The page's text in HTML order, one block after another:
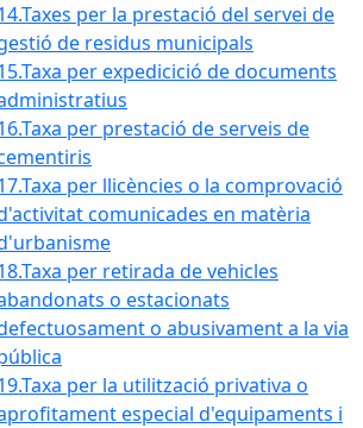
per la prestació del servei de
de residus municipals
per expedicició de documents
per prestació de serveis de
per llicències o la comprovació
comunicades en matèria
per retirada de vehicles
o estacionats
o abusivament a la via
per la utilització privativa o
especial d'equipaments i